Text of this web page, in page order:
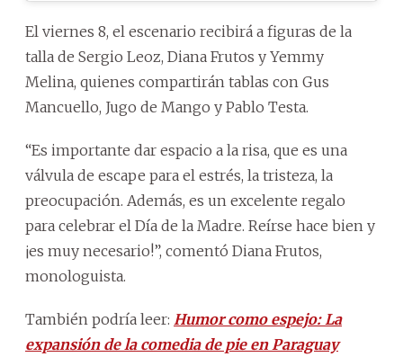
El viernes 8, el escenario recibirá a figuras de la
talla de Sergio Leoz, Diana Frutos y Yemmy
Melina, quienes compartirán tablas con Gus
Mancuello, Jugo de Mango y Pablo Testa.
“Es importante dar espacio a la risa, que es una
válvula de escape para el estrés, la tristeza, la
preocupación. Además, es un excelente regalo
para celebrar el Día de la Madre. Reírse hace bien y
¡es muy necesario!”, comentó Diana Frutos,
monologuista.
También podría leer: Humor como espejo: La
expansión de la comedia de pie en Paraguay